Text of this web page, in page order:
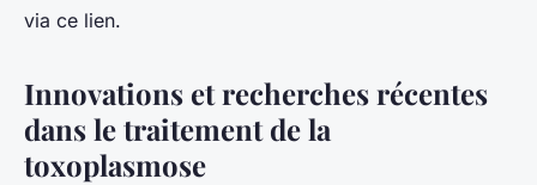
via ce lien.
Innovations et recherches récentes
dans le traitement de la
toxoplasmose